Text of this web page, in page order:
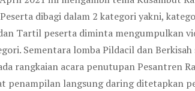
dibagi dalam 2 kategori yakni,
Tartil peserta diminta mengumpulkan
Sementara lomba Pildacil dan
rangkaian acara penutupan Pesantren
penampilan langsung daring ditetapkan